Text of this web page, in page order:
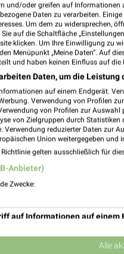
LADESÄULEN
in dieser
6
vor 5 Tagen
❯
und/oder greifen auf Informationen
Daten zu verarbeiten.
Um dem zu widersprechen,
auf die Schaltfläche
klicken. Um Ihre Einwilligung zu
Menüpunkt „Meine Daten“. Auf
und haben keinen Einfluss auf die
Daten, um die
auf einem Endgerät.
Verwendung von Profilen
von Profilen zur
von Zielgruppen durch
Verwendung reduzierter Daten zur
Union weitergegeben und
gelten ausschließlich für
Anbieter)
Zwecke:
auf Informationen auf einem
zur Auswahl von Alle